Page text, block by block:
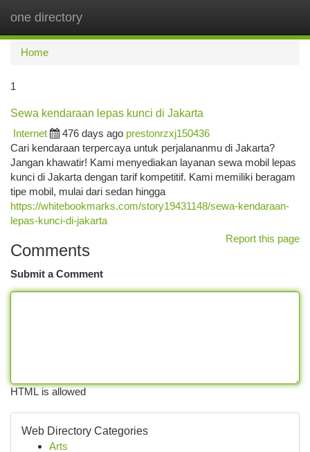
one directory
Home
1
Sewa kendaraan lepas kunci di Jakarta
Internet
476 days ago prestonrzxj150436
Cari kendaraan terpercaya untuk perjalananmu di Jakarta?
Jangan khawatir! Kami menyediakan layanan sewa mobil lepas
kunci di Jakarta dengan tarif kompetitif. Kami memiliki beragam
tipe mobil, mulai dari sedan hingga
https://whitebookmarks.com/story19431148/sewa-kendaraan-
lepas-kunci-di-jakarta
Report this page
Comments
Submit a Comment
HTML is allowed
Web Directory Categories
Arts